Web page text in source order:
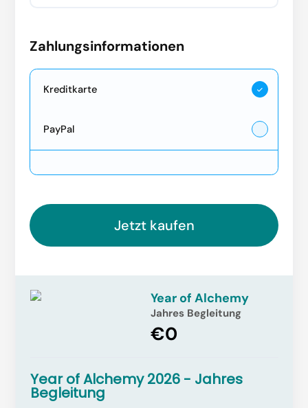
Zahlungsinformationen
Kreditkarte
PayPal
Jetzt kaufen
Year of Alchemy
Jahres Begleitung
€0
Year of Alchemy 2026 - Jahres
Begleitung